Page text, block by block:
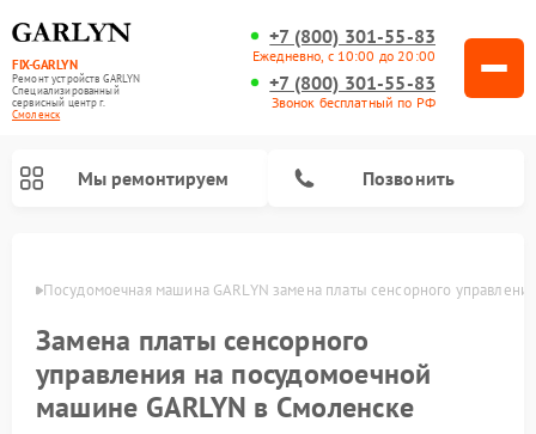
FIX-GARLYN
Ремонт устройств GARLYN
Специализированный
cервисный центр г.
Смоленск
+7 (800) 301-55-83
Ежедневно, с 10:00 до 20:00
+7 (800) 301-55-83
Звонок бесплатный по РФ
Мы ремонтируем Позвонить
Посудомоечная машина GARLYN замена платы сенсорного управления
Замена платы сенсорного
управления на посудомоечной
машине GARLYN в Смоленске